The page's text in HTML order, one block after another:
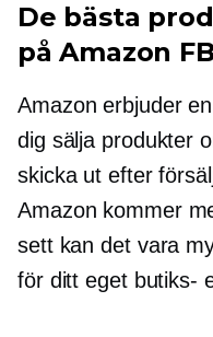
De bästa
på Amazon
Amazon erbjuder
dig sälja produkter
skicka ut efter
Amazon kommer
sett kan det vara
för ditt eget butiks-